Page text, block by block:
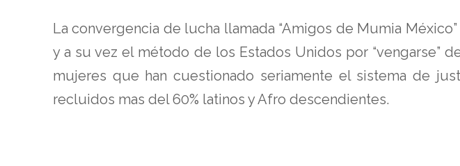
La convergencia de lucha llamada “Amigos de Mumia
y a su vez el método de los Estados Unidos por “vengarse”
mujeres que han cuestionado seriamente el sistema de
recluidos mas del 60% latinos y Afro descendientes.